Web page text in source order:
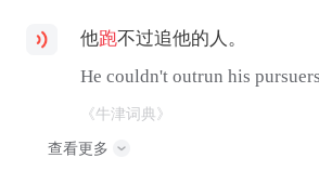
他跑不过追他的人。
He couldn't outrun his
《牛津词典》
查看更多